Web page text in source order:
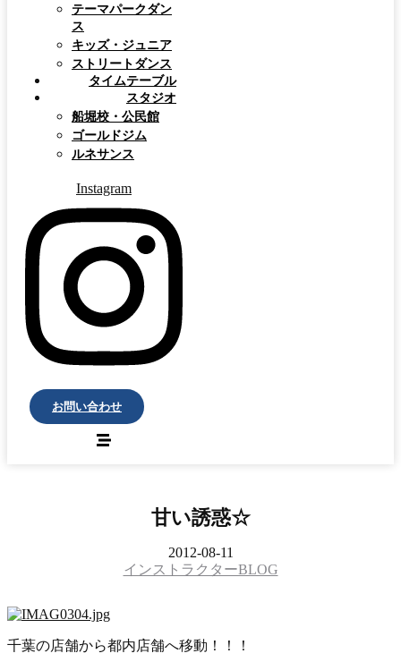
テーマパークダン
ス
キッズ・ジュニア
ストリートダンス
タイムテーブル
スタジオ
船堀校・公民館
ゴールドジム
ルネサンス
Instagram
お問い合わせ
甘い誘惑☆
2012-08-11
インストラクターBLOG
千葉の店舗から都内店舗へ移動！！！